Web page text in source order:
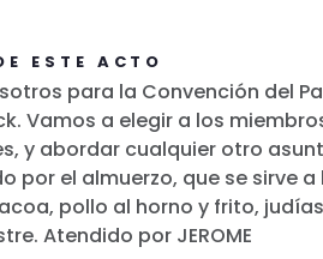
ESTE ACTO
para la Convención del
Vamos a elegir a los
y abordar cualquier otro
por el almuerzo, que se sirve a
pollo al horno y frito,
Atendido por JEROME